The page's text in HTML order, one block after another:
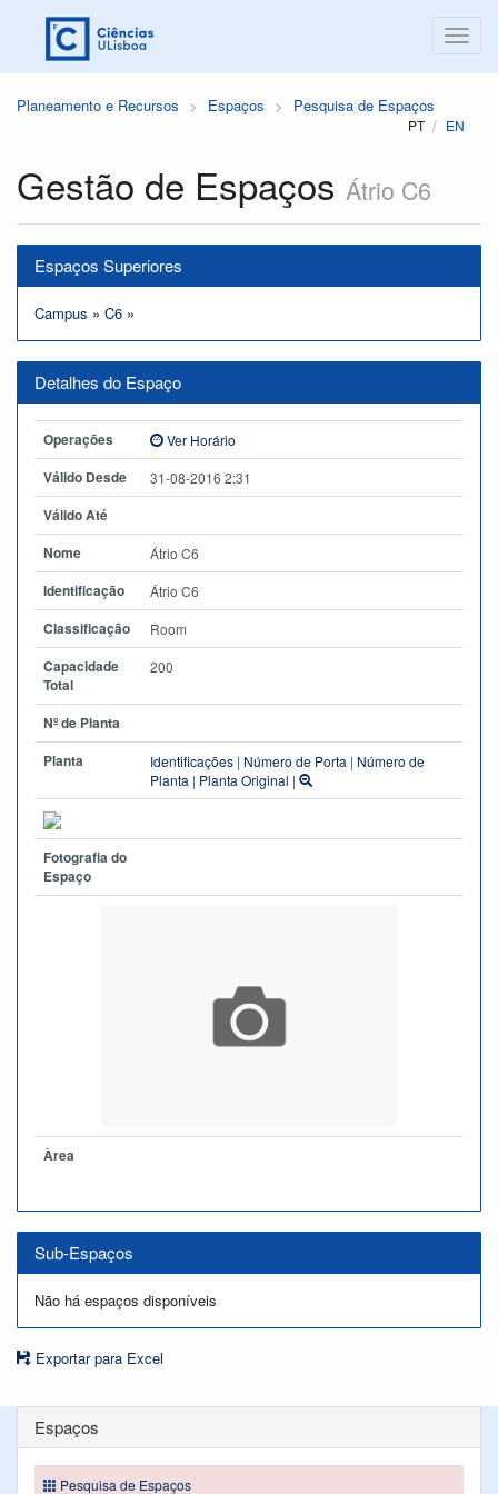
Planeamento e Recursos Espaços Pesquisa de Espaços
PT EN
Gestão de Espaços Átrio C6
Espaços Superiores
Campus » C6 »
Detalhes do Espaço
Operações Ver Horário
Válido Desde 31-08-2016 2:31
Válido Até
Nome
Átrio C6
Identificação Átrio C6
Classificação Room
Capacidade
Total
200
Nº de Planta
Planta
Identificações | Número de Porta | Número de
Planta | Planta Original |
Fotografia do
Espaço
Àrea
Sub-Espaços
Não há espaços disponíveis
Exportar para Excel
Espaços
Pesquisa de Espaços